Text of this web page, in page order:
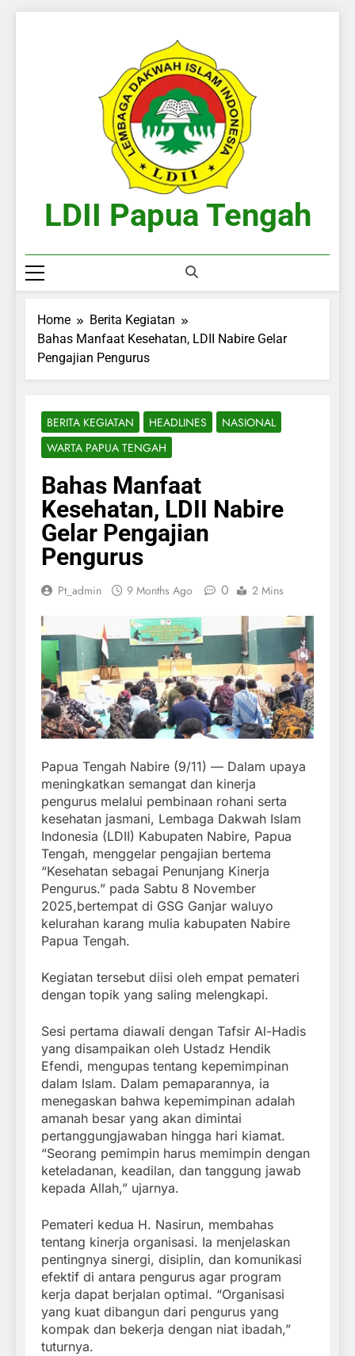
LDII Papua Tengah
Home
Berita Kegiatan
Bahas Manfaat Kesehatan, LDII Nabire Gelar
Pengajian Pengurus
BERITA KEGIATAN HEADLINES
NASIONAL
WARTA PAPUA TENGAH
Bahas Manfaat
Kesehatan, LDII Nabire
Gelar Pengajian
Pengurus
Pt_admin 9 Months Ago 0 2 Mins
Papua Tengah Nabire (9/11) — Dalam upaya
meningkatkan semangat dan kinerja
pengurus melalui pembinaan rohani serta
kesehatan jasmani, Lembaga Dakwah Islam
Indonesia (LDII) Kabupaten Nabire, Papua
Tengah, menggelar pengajian bertema
“Kesehatan sebagai Penunjang Kinerja
Pengurus.” pada Sabtu 8 November
2025,bertempat di GSG Ganjar waluyo
kelurahan karang mulia kabupaten Nabire
Papua Tengah.
Kegiatan tersebut diisi oleh empat pemateri
dengan topik yang saling melengkapi.
Sesi pertama diawali dengan Tafsir Al-Hadis
yang disampaikan oleh Ustadz Hendik
Efendi, mengupas tentang kepemimpinan
dalam Islam. Dalam pemaparannya, ia
menegaskan bahwa kepemimpinan adalah
amanah besar yang akan dimintai
pertanggungjawaban hingga hari kiamat.
“Seorang pemimpin harus memimpin dengan
keteladanan, keadilan, dan tanggung jawab
kepada Allah,” ujarnya.
Pemateri kedua H. Nasirun, membahas
tentang kinerja organisasi. Ia menjelaskan
pentingnya sinergi, disiplin, dan komunikasi
efektif di antara pengurus agar program
kerja dapat berjalan optimal. “Organisasi
yang kuat dibangun dari pengurus yang
kompak dan bekerja dengan niat ibadah,”
tuturnya.